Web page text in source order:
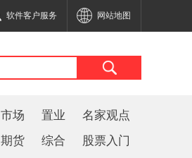
软件客户服务 网站地图
市场 置业 名家观点
期货 综合 股票入门